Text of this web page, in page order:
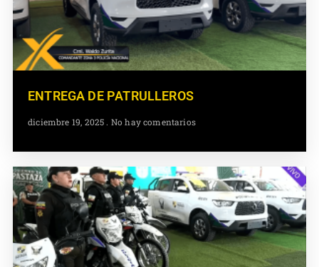
ENTREGA DE PATRULLEROS
diciembre 19, 2025 No hay comentarios